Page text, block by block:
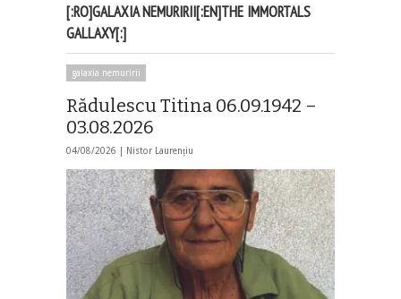
[:RO]GALAXIA NEMURIRII[:EN]THE IMMORTALS
GALLAXY[:]
galaxia nemuririi
Rădulescu Titina 06.09.1942 –
03.08.2026
04/08/2026 | Nistor Laurențiu